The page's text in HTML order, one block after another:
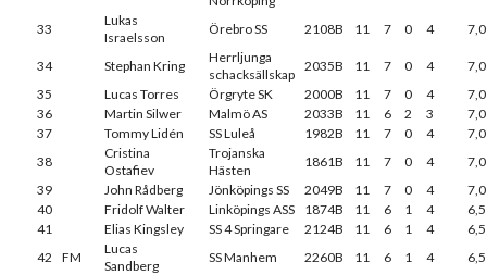
33
Lukas
Israelsson
Örebro SS 2108B 11 7 0 4 7,0
34 Stephan Kring
Herrljunga
schacksällskap
2035B 11 7 0 4
7,0
35
Lucas Torres Örgryte SK 2000B 11 7 0 4
7,0
36
Martin Silwer Malmö AS 2033B 11 6 2 3
7,0
37
Tommy Lidén SS Luleå 1982B 11 7 0 4
7,0
38
Cristina
Ostafiev
Trojanska
Hästen
1861B 11 7 0 4
7,0
39
John Rådberg Jönköpings SS 2049B 11 7 0 4
7,0
40
Fridolf Walter Linköpings ASS 1874B 11 6 1 4
6,5
41
Elias Kingsley SS 4 Springare 2124B 11 6 1 4
6,5
42
FM
Lucas
Sandberg
SS Manhem 2260B 11 6 1 4 6,5